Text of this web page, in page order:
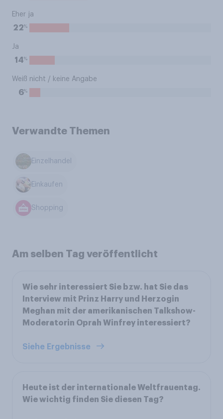
Eher ja
22%
Ja
14%
Weiß nicht / keine Angabe
6%
Verwandte Themen
Einzelhandel
Einkaufen
Shopping
Am selben Tag veröffentlicht
Wie sehr interessiert Sie bzw. hat Sie das
Interview mit Prinz Harry und Herzogin
Meghan mit der amerikanischen Talkshow-
Moderatorin Oprah Winfrey interessiert?
Siehe Ergebnisse
Heute ist der internationale Weltfrauentag.
Wie wichtig finden Sie diesen Tag?